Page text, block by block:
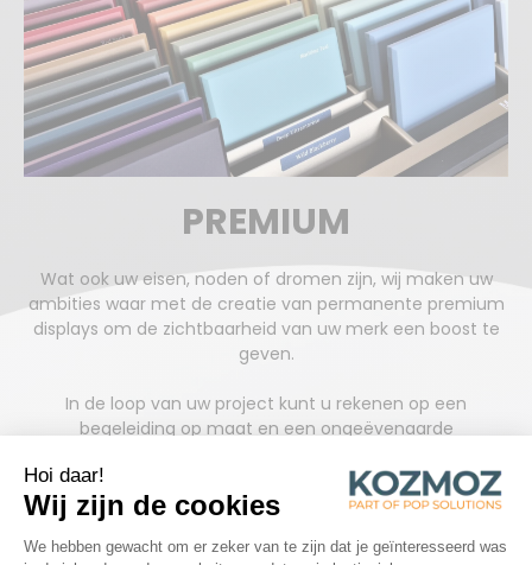
PREMIUM
Wat ook uw eisen, noden of dromen zijn, wij maken uw
ambities waar met de creatie van permanente premium
displays om de zichtbaarheid van uw merk een boost te
geven.
In de loop van uw project kunt u rekenen op een
begeleiding op maat en een ongeëvenaarde